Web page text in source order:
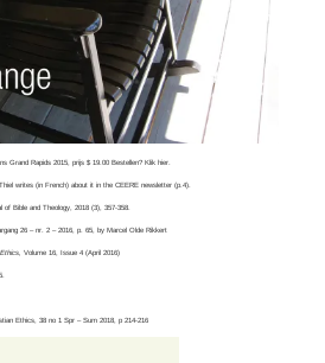
Grand Rapids 2015, prijs $ 19.00 Bestellen? Klikhier
writes (in French) about it in the CEERE newsletter (p.4).
of Bible and Theology , 2018 (3), 357-358.
26 – nr. 2 – 2016, p. 65, byMarcel Olde Rikkert
Ethics,Volume 16, Issue 4​ (April 2016)
Ethics , 38 no 1 Spr – Sum 2018, p 214-216